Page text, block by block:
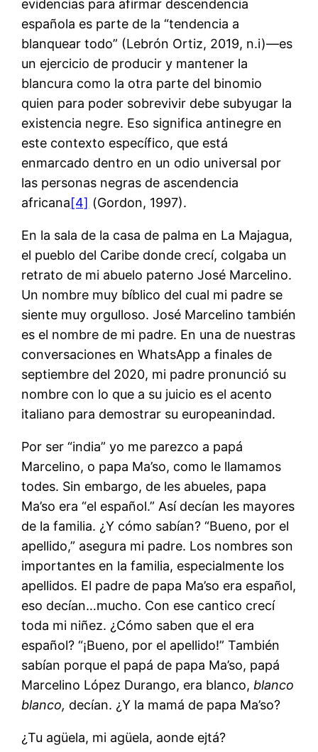
evidencias para afirmar descendencia
española es parte de la “tendencia a
blanquear todo” (Lebrón Ortiz, 2019, n.i)—es
un ejercicio de producir y mantener la
blancura como la otra parte del binomio
quien para poder sobrevivir debe subyugar la
existencia negre. Eso significa antinegre en
este contexto específico, que está
enmarcado dentro en un odio universal por
las personas negras de ascendencia
africana[4] (Gordon, 1997).
En la sala de la casa de palma en La Majagua,
el pueblo del Caribe donde crecí, colgaba un
retrato de mi abuelo paterno José Marcelino.
Un nombre muy bíblico del cual mi padre se
siente muy orgulloso. José Marcelino también
es el nombre de mi padre. En una de nuestras
conversaciones en WhatsApp a finales de
septiembre del 2020, mi padre pronunció su
nombre con lo que a su juicio es el acento
italiano para demostrar su europeanindad.
Por ser “india” yo me parezco a papá
Marcelino, o papa Ma’so, como le llamamos
todes. Sin embargo, de les abueles, papa
Ma’so era “el español.” Así decían les mayores
de la familia. ¿Y cómo sabían? “Bueno, por el
apellido,” asegura mi padre. Los nombres son
importantes en la familia, especialmente los
apellidos. El padre de papa Ma’so era español,
eso decían…mucho. Con ese cantico crecí
toda mi niñez. ¿Cómo saben que el era
español? “¡Bueno, por el apellido!” También
sabían porque el papá de papa Ma’so, papá
Marcelino López Durango, era blanco, blanco
blanco, decían. ¿Y la mamá de papa Ma’so?
¿Tu agüela, mi agüela, aonde ejtá?